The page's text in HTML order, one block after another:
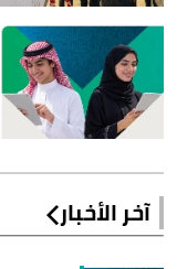
آخر الأخبار